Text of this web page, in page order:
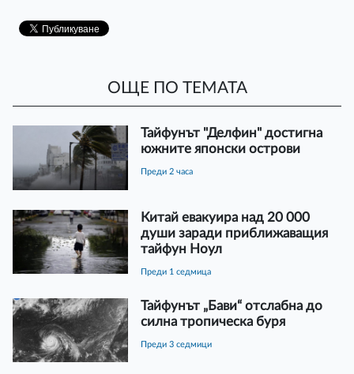
ОЩЕ ПО ТЕМАТА
Тайфунът "Делфин" достигна
южните японски острови
преди 2 часа
Китай евакуира над 20 000
души заради приближаващия
тайфун Ноул
преди 1 седмица
Тайфунът „Бави“ отслабна до
силна тропическа буря
преди 3 седмици